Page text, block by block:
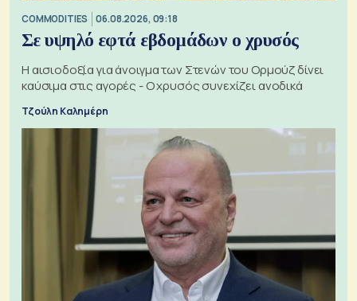
COMMODITIES 06.08.2026, 09:18
Σε υψηλό εφτά εβδομάδων ο χρυσός
Η αισιοδοξία για άνοιγμα των Στενών του Ορμούζ δίνει
καύσιμα στις αγορές - Ο χρυσός συνεχίζει ανοδικά
Τζούλη Καλημέρη